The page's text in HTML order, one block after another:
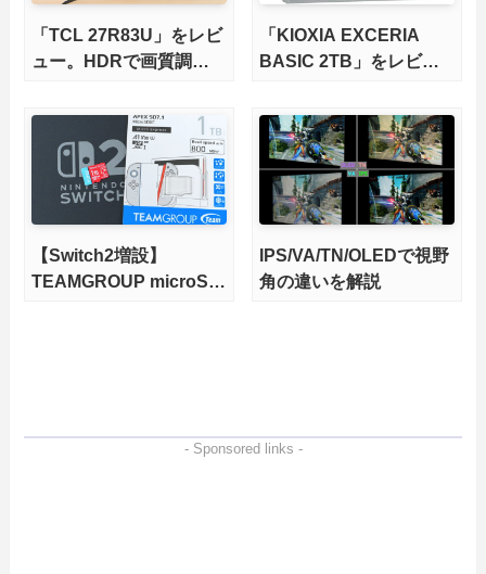
「TCL 27R83U」をレビ
ュー。HDRで画質調整
輝度も発揮！
「KIOXIA EXCERIA
BASIC 2TB」をレビュ
力、高性能、高コスパを
実現！
【Switch2増設】
TEAMGROUP microSD
IPS/VA/TN/OLEDで視野
角の違いを解説
- Sponsored links -